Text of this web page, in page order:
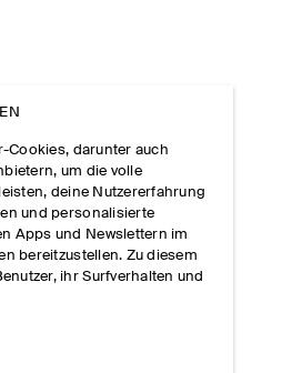
Cookies, darunter auch
um die volle
deine Nutzererfahrung
und personalisierte
Apps und Newslettern im
bereitzustellen. Zu diesem
ihr Surfverhalten und